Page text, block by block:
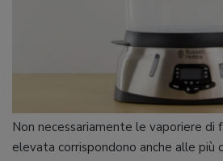
Non necessariamente le vaporiere di
elevata corrispondono anche alle più